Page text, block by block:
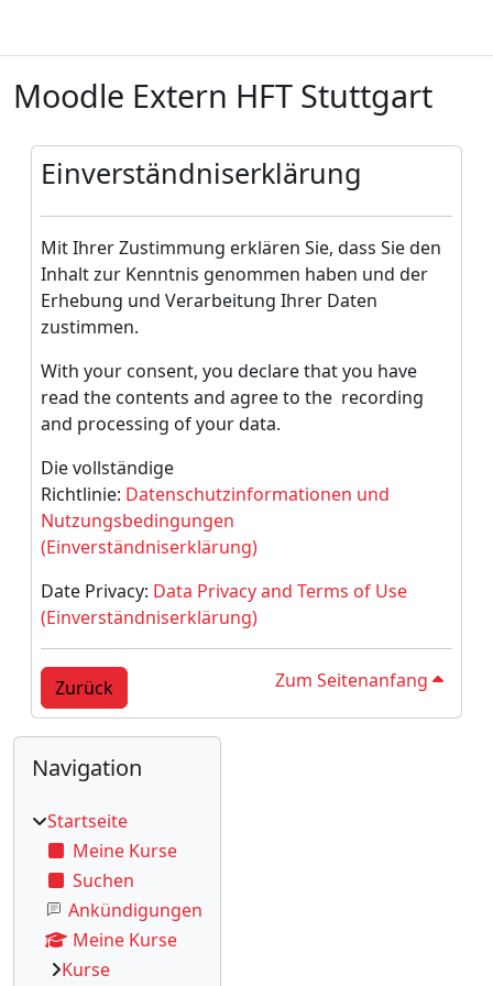
Moodle Extern HFT Stuttgart
Einverständniserklärung
Mit Ihrer Zustimmung erklären Sie, dass Sie den
Inhalt zur Kenntnis genommen haben und der
Erhebung und Verarbeitung Ihrer Daten
zustimmen.
With your consent, you declare that you have
read the contents and agree to the recording
and processing of your data.
Die vollständige
Richtlinie: Datenschutzinformationen und
Nutzungsbedingungen
(Einverständniserklärung)
Date Privacy: Data Privacy and Terms of Use
(Einverständniserklärung)
Zurück Zum Seitenanfang
Blöcke
Navigation überspringen
Navigation
Startseite
Meine Kurse
Suchen
Ankündigungen
Meine Kurse
Kurse
Ergänzungsblöcke